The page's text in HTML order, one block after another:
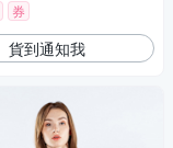
券
貨到通知我